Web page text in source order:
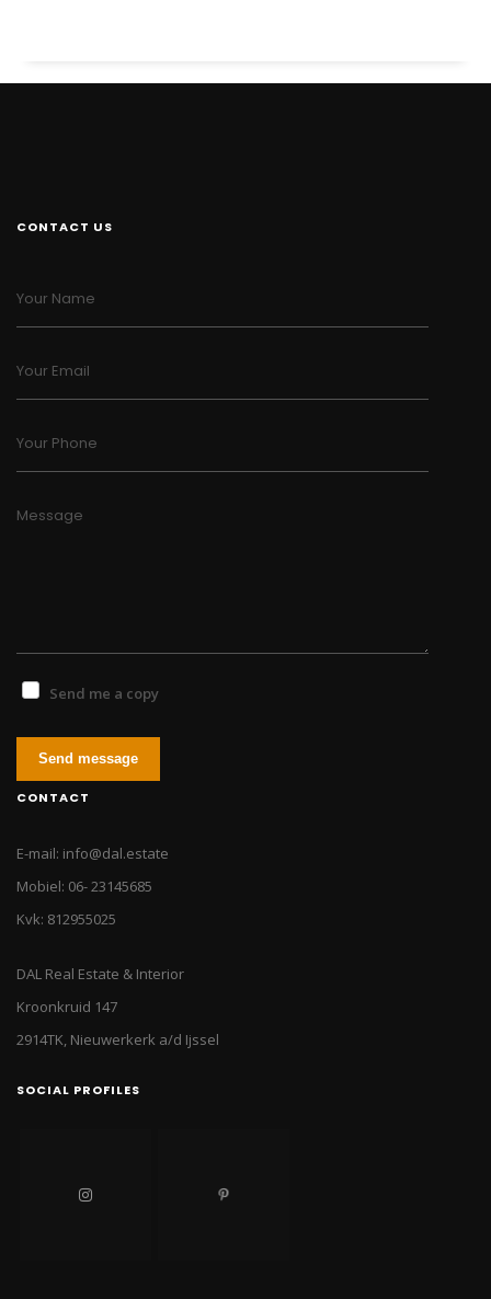
CONTACT US
Your Name
Your Email
Your Phone
Message
Send me a copy
Send message
CONTACT
E-mail: info@dal.estate
Mobiel: 06- 23145685
Kvk: 812955025
DAL Real Estate & Interior
Kroonkruid 147
2914TK, Nieuwerkerk a/d Ijssel
SOCIAL PROFILES